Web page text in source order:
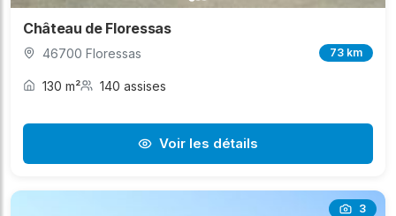
Château de Floressas
46700 Floressas 73 km
130 m² 140 assises
Voir les détails
3